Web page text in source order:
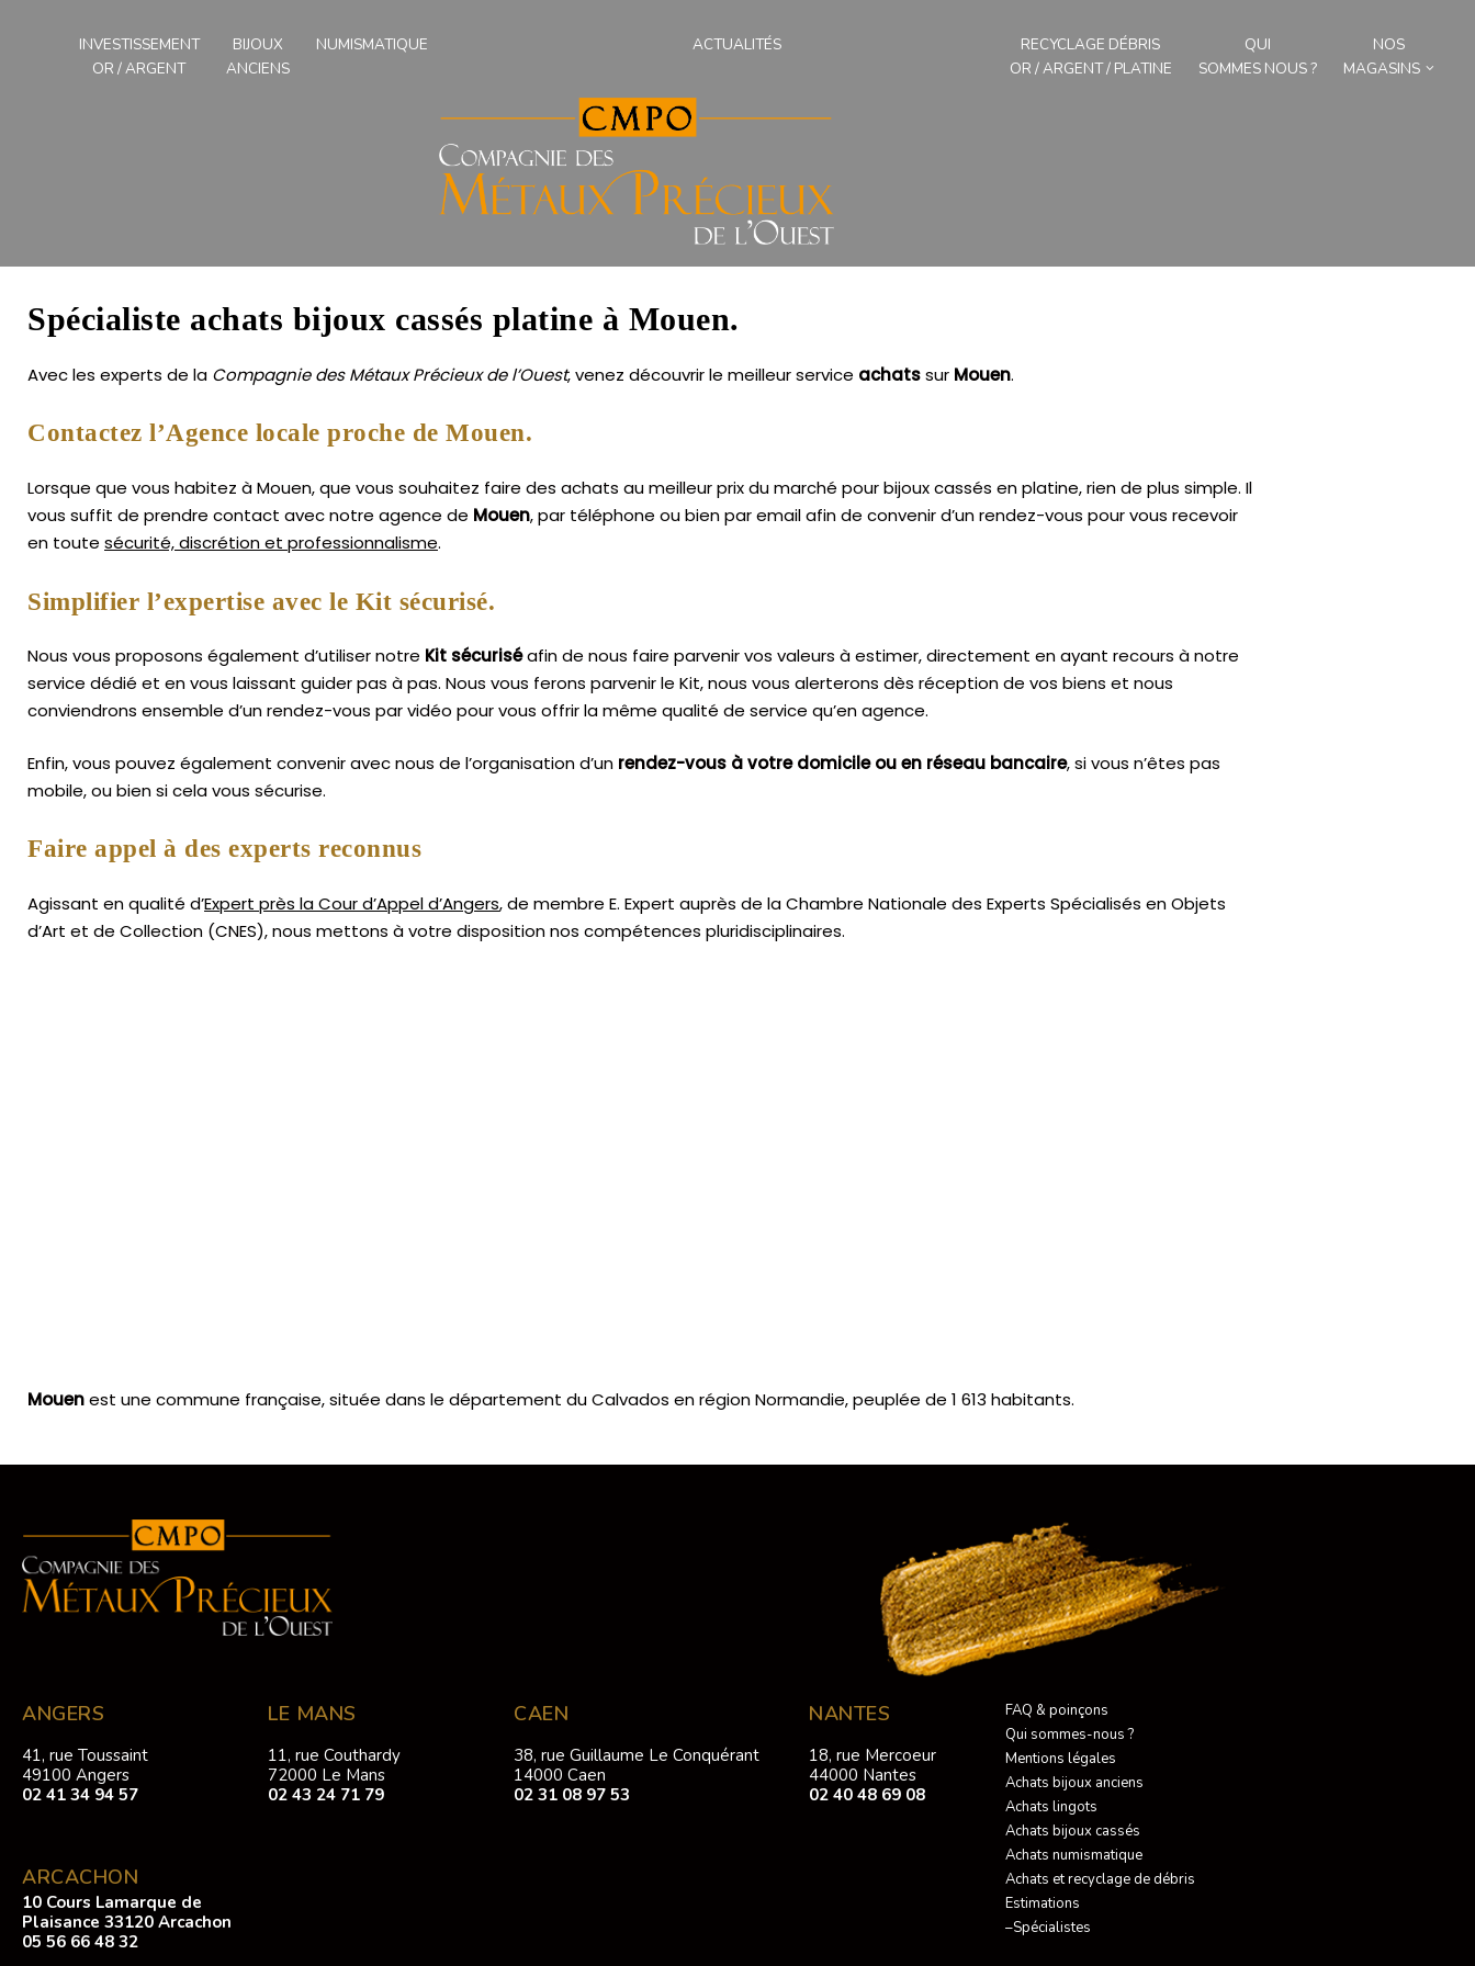
INVESTISSEMENT
OR / ARGENT
BIJOUX
ANCIENS
NUMISMATIQUE ACTUALITÉS
RECYCLAGE DÉBRIS
OR / ARGENT / PLATINE
QUI
SOMMES NOUS ?
NOS
MAGASINS
Spécialiste achats bijoux cassés platine à Mouen.
Avec les experts de la Compagnie des Métaux Précieux de l’Ouest, venez découvrir le meilleur service achatssur Mouen.
Contactez l’Agence locale proche de Mouen.
Lorsque que vous habitez à Mouen, que vous souhaitez faire des achats au meilleur prix du marché pour bijoux cassés en platine, rien de plus simple. Il
vous suffit de prendre contact avec notre agence de Mouen, par téléphone ou bien par email afin de convenir d’un rendez-vous pour vous recevoir
en toute sécurité, discrétion et professionnalisme.
Simplifier l’expertise avec le Kit sécurisé.
Nous vous proposons également d’utiliser notre Kit sécuriséafin de nous faire parvenir vos valeurs à estimer, directement en ayant recours à notre
service dédié et en vous laissant guider pas à pas. Nous vous ferons parvenir le Kit, nous vous alerterons dès réception de vos biens et nous
conviendrons ensemble d’un rendez-vous par vidéo pour vous offrir la même qualité de service qu’en agence.
Enfin, vous pouvez également convenir avec nous de l’organisation d’un rendez-vous à votre domicile ou en réseau bancaire, si vous n’êtes pas
mobile, ou bien si cela vous sécurise.
Faire appel à des experts reconnus
Agissant en qualité d’Expert près la Cour d’Appel d’Angers, de membre E. Expert auprès de laChambre Nationale des Experts Spécialisés en Objets
d’Art et de Collection (CNES),nous mettons à votre disposition nos compétences pluridisciplinaires.
Mouenest une commune française, située dans le département du Calvados en région Normandie, peuplée de 1 613 habitants.
ANGERS
41, rue Toussaint
49100 Angers
02 41 34 94 57
ARCACHON
10 Cours Lamarque de
Plaisance 33120 Arcachon
05 56 66 48 32
LE MANS
11, rue Couthardy
72000 Le Mans
02 43 24 71 79
CAEN
38, rue Guillaume Le Conquérant
14000 Caen
02 31 08 97 53
NANTES
18, rue Mercoeur
44000 Nantes
02 40 48 69 08
FAQ & poinçons
Qui sommes-nous ?
Mentions légales
Achats bijoux anciens
Achats lingots
Achats bijoux cassés
Achats numismatique
Achats et recyclage de débris
Estimations
–Spécialistes